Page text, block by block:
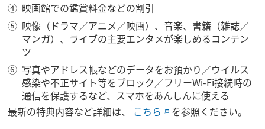
映画館での鑑賞料金などの割引
映像（ドラマ／アニメ／映画）、音楽、書籍（雑誌／
マンガ）、ライブの主要エンタメが楽しめるコンテン
ツ
写真やアドレス帳などのデータをお預かり／ウイルス
感染や不正サイト等をブロック／フリーWi-Fi接続時の
通信を保護するなど、スマホをあんしんに使える
最新の特典内容など詳細は、 こちら を参照ください。